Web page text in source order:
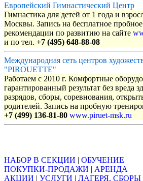
Европейский Гимнастический Центр
Гимнастика для детей от 1 года и
Москвы. Запись на бесплатное пробное
рекомендации по развитию на сайте
и по тел. +7 (495) 648-88-08
Международная сеть центров
"PIROUETTE"
Работаем с 2010 г. Комфортные
гарантированный результат без вреда
разрядов, сборы, соревнования,
родителей. Запись на пробную
+7 (499) 136-81-80 www.piruet-msk.ru
НАБОР В СЕКЦИИ | ОБУЧЕНИЕ
ПОКУПКИ-ПРОДАЖИ | АРЕНДА
АКЦИИ | УСЛУГИ | ЛАГЕРЯ, СБОРЫ